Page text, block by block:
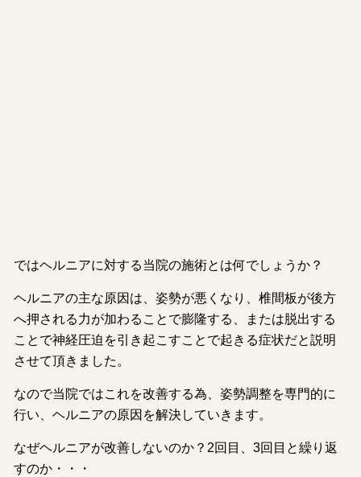
ではヘルニアに対する当院の施術とは何でしょうか？
ヘルニアの主な原因は、姿勢が悪くなり、椎間板が後方
へ押される力が加わることで膨隆する、または脱出する
ことで神経圧迫を引き起こすことで起きる症状だと説明
させて頂きました。
なので当院ではこれを改善する為、姿勢調整を専門的に
行い、ヘルニアの原因を解決していきます。
なぜヘルニアが改善しないのか？2回目、3回目と繰り返
すのか・・・